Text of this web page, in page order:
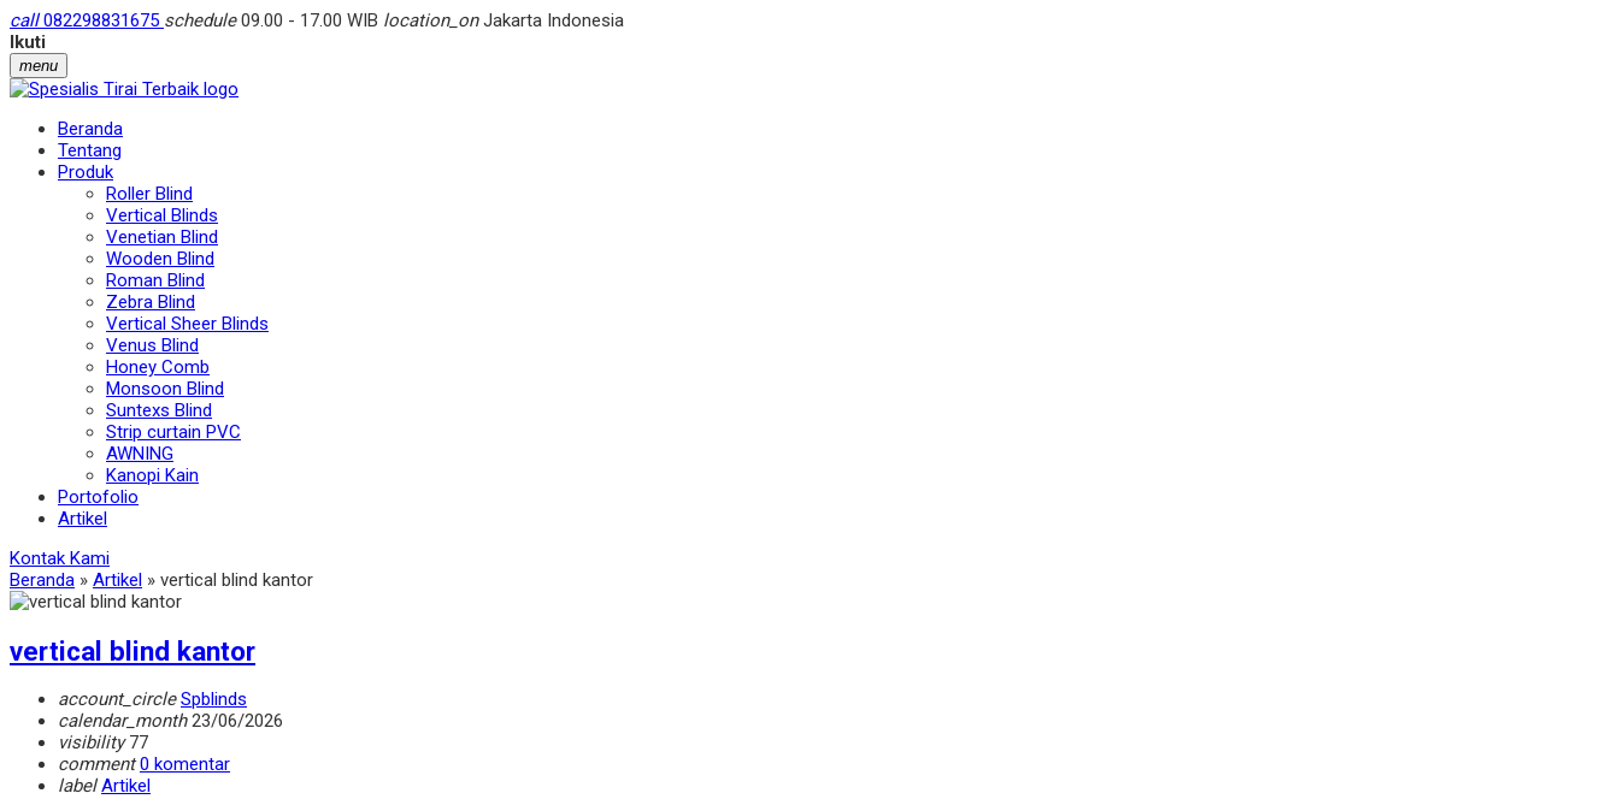
call082298831675 schedule09.00 - 17.00 WIB location_onJakarta Indonesia
Ikuti
menu
Beranda
Tentang
Produk
Roller Blind
Vertical Blinds
Venetian Blind
Wooden Blind
Roman Blind
Zebra Blind
Vertical Sheer Blinds
Venus Blind
Honey Comb
Monsoon Blind
Suntexs Blind
Strip curtain PVC
AWNING
Kanopi Kain
Portofolio
Artikel
Kontak Kami
Beranda » Artikel » vertical blind kantor
vertical blind kantor
account_circle Spblinds
calendar_month23/06/2026
visibility77
comment 0 komentar
label Artikel